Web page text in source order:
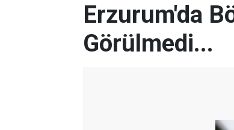
Erzurum'da
Görülmedi...